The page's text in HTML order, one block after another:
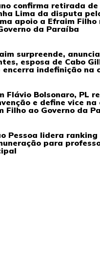
confirma retirada de
Lima da disputa
apoio a Efraim Filho
da Paraíba
surpreende,
esposa de Cabo
encerra indefinição na
Flávio Bolsonaro, PL
e define vice na
Filho ao Governo da
Pessoa lidera
para